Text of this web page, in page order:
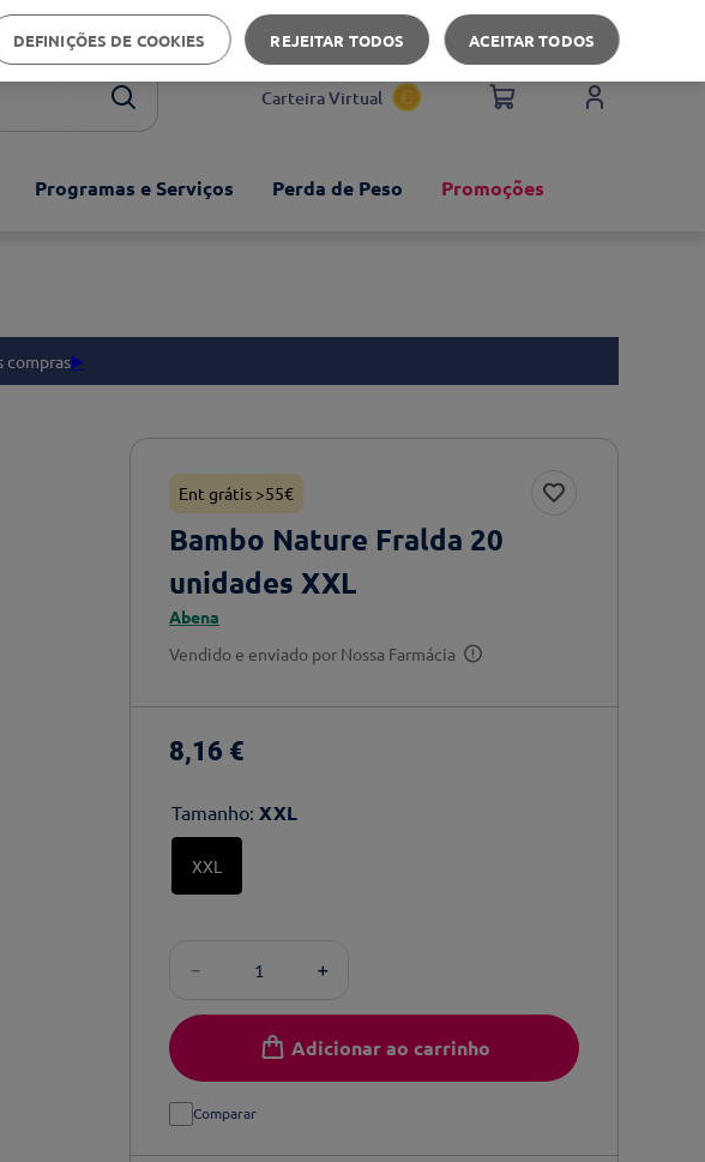
Apoio ao cliente
Carteira Virtual
Programas e Serviços Perda de Peso Promoções
compras▶️
Ent grátis >55€
Bambo Nature Fralda 20
unidades XXL
Abena
Vendido e enviado por Nossa Farmácia
8,16 €
Tamanho: XXL
XXL
＋
－
Adicionar ao carrinho
Comparar
DEFINIÇÕES DE COOKIES REJEITAR TODOS ACEITAR TODOS